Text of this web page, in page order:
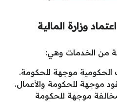
وزارة المالية
من الخدمات وهي:
الحكومية موجهة للحكومة.
موجهة للحكومة والأعمال.
موجهة للحكومة